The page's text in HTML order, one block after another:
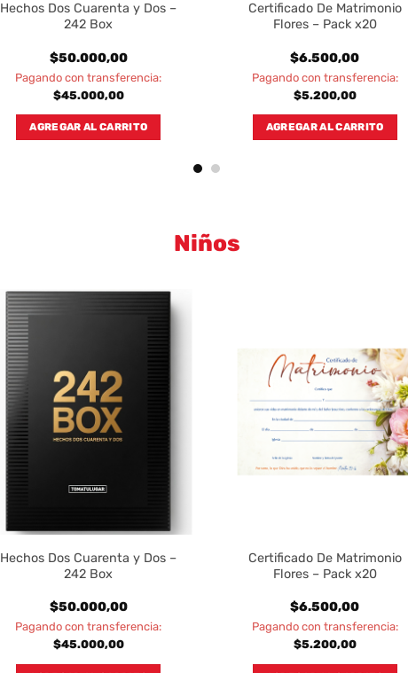
Hechos Dos Cuarenta y Dos –
242 Box
$50.000,00
Pagando con transferencia:
$45.000,00
AGREGAR AL CARRITO
Certificado De Matrimonio
Flores – Pack x20
$6.500,00
Pagando con transferencia:
$5.200,00
AGREGAR AL CARRITO
Niños
Hechos Dos Cuarenta y Dos –
242 Box
$50.000,00
Pagando con transferencia:
$45.000,00
Certificado De Matrimonio
Flores – Pack x20
$6.500,00
Pagando con transferencia:
$5.200,00